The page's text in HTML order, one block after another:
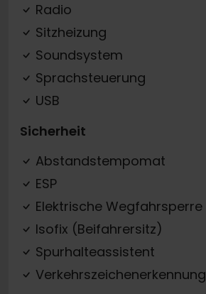
Radio
Sitzheizung
Soundsystem
Sprachsteuerung
USB
Sicherheit
Abstandstempomat
ESP
Elektrische Wegfahrsperre
Isofix (Beifahrersitz)
Spurhalteassistent
Verkehrszeichenerkennung